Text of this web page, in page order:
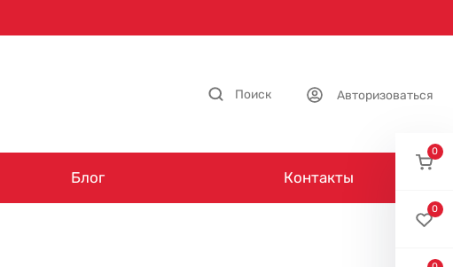
Поиск Авторизоваться
Блог Контакты
0
0